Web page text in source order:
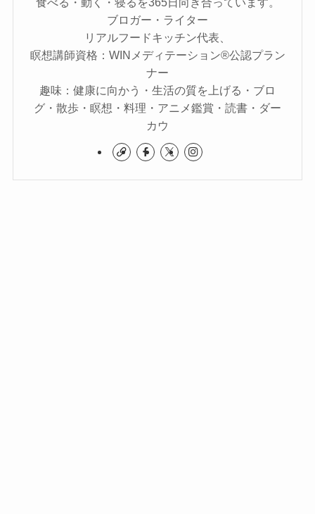
ブロガー・ライター
リアルフードキッチン代表、
瞑想講師資格：WINメディテーション®公認プラン
ナー
趣味：健康に向かう・生活の質を上げる・ブロ
グ・散歩・瞑想・料理・アニメ鑑賞・読書・ダー
カウ